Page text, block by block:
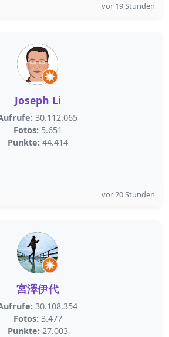
vor 19 Stunden
Joseph Li
30.112.065
Fotos: 5.651
Punkte: 44.414
vor 20 Stunden
宮澤伊代
30.108.354
Fotos: 3.477
Punkte: 27.003